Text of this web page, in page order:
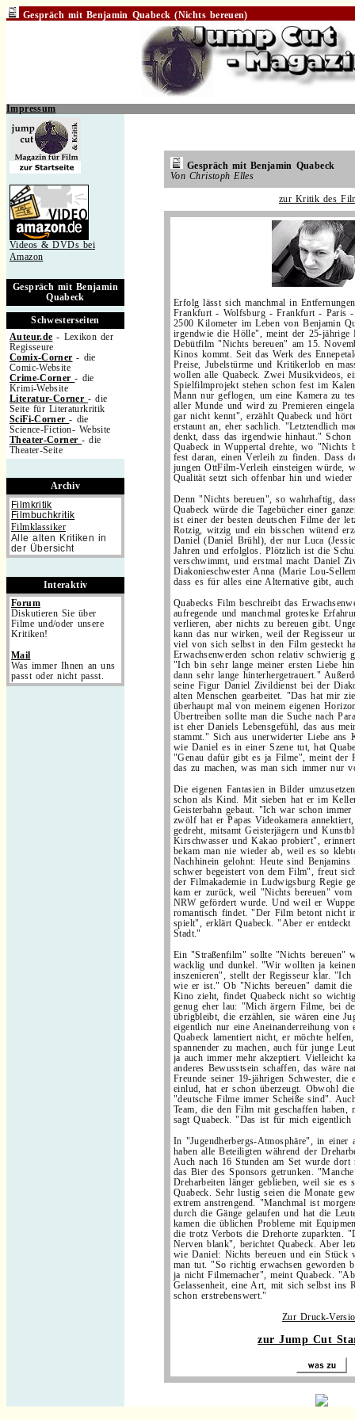
Gespräch mit Benjamin Quabeck (Nichts bereuen)
Impressum
Videos & DVDs bei
Amazon
Gespräch mit Benjamin
Quabeck
Schwesterseiten
Auteur.de - Lexikon der
Regisseure
Comix-Corner - die
Comic-Website
Crime-Corner- die
Krimi-Website
Literatur-Corner - die
Seite für Literaturkritik
SciFi-Corner- die
Science-Fiction- Website
Theater-Corner- die
Theater-Seite
.
Archiv
Filmkritik
Filmbuchkritik
Filmklassiker
Alle alten Kritiken in
der Übersicht
.
Interaktiv
Forum
Diskutieren Sie über
Filme und/oder unsere
Kritiken!
Mail
Was immer Ihnen an uns
passt oder nicht passt.
Gespräch mit Benjamin Quabeck
Von Christoph Elles
zur Kritik des
Erfolg lässt sich manchmal in
Frankfurt - Wolfsburg - Frankfurt - Paris -
2500 Kilometer im Leben von Benjamin
irgendwie die Hölle", meint der 25-jährige
Debütfilm "Nichts bereuen" am 15.
Kinos kommt. Seit das Werk des
Preise, Jubelstürme und Kritikerlob en
wollen alle Quabeck. Zwei Musikvideos,
Spielfilmprojekt stehen schon fest im
Mann nur geflogen, um eine Kamera zu
aller Munde und wird zu Premieren
gar nicht kennt", erzählt Quabeck und
erstaunt an, eher sachlich. "Letztendlich
denkt, dass das irgendwie hinhaut."
Quabeck in Wuppertal drehte, wo "Nichts
fest daran, einen Verleih zu finden. Dass
jungen OttFilm-Verleih einsteigen würde,
Qualität setzt sich offenbar hin und wieder
Denn "Nichts bereuen", so wahrhaftig,
Quabeck würde die Tagebücher einer
ist einer der besten deutschen Filme der
Rotzig, witzig und ein bisschen wütend
Daniel (Daniel Brühl), der nur Luca
Jahren und erfolglos. Plötzlich ist die
verschwimmt, und erstmal macht Daniel
Diakonieschwester Anna (Marie Lou-
dass es für alles eine Alternative gibt,
Quabecks Film beschreibt das
aufregende und manchmal groteske
verlieren, aber nichts zu bereuen gibt.
kann das nur wirken, weil der Regisseur
viel von sich selbst in den Film gesteckt
Erwachsenwerden schon relativ schwierig
"Ich bin sehr lange meiner ersten Liebe
dann sehr lange hinterhergetrauert."
seine Figur Daniel Zivildienst bei der
alten Menschen gearbeitet. "Das hat mir
überhaupt mal von meinem eigenen
Übertreiben sollte man die Suche nach
ist eher Daniels Lebensgefühl, das aus
stammt." Sich aus unerwiderter Liebe ans
wie Daniel es in einer Szene tut, hat
"Genau dafür gibt es ja Filme", meint der
das zu machen, was man sich immer nur
Die eigenen Fantasien in Bilder
schon als Kind. Mit sieben hat er im
Geisterbahn gebaut. "Ich war schon
zwölf hat er Papas Videokamera
gedreht, mitsamt Geisterjägern und
Kirschwasser und Kakao probiert",
bekam man nie wieder ab, weil es so
Nachhinein gelohnt: Heute sind
schwer begeistert von dem Film", freut
der Filmakademie in Ludwigsburg Regie
kam er zurück, weil "Nichts bereuen"
NRW gefördert wurde. Und weil er
romantisch findet. "Der Film betont nicht
spielt", erklärt Quabeck. "Aber er
Stadt."
Ein "Straßenfilm" sollte "Nichts bereuen"
wacklig und dunkel. "Wir wollten ja
inszenieren", stellt der Regisseur klar.
wie er ist." Ob "Nichts bereuen" damit die
Kino zieht, findet Quabeck nicht so
genug eher lau: "Mich ärgern Filme, bei
übrigbleibt, die erzählen, sie wären eine
eigentlich nur eine Aneinanderreihung von
Quabeck lamentiert nicht, er möchte
spannender zu machen, auch für junge
ja auch immer mehr akzeptiert. Vielleicht
anderes Bewusstsein schaffen, das wäre
Freunde seiner 19-jährigen Schwester, die
einlud, hat er schon überzeugt. Obwohl
"deutsche Filme immer Scheiße sind".
Team, die den Film mit geschaffen haben,
sagt Quabeck. "Das ist für mich eigentlich
In "Jugendherbergs-Atmosphäre", in einer
haben alle Beteiligten während der
Auch nach 16 Stunden am Set wurde
das Bier des Sponsors getrunken.
Dreharbeiten länger geblieben, weil sie es
Quabeck. Sehr lustig seien die Monate
extrem anstrengend. "Manchmal ist
durch die Gänge gelaufen und hat die
kamen die üblichen Probleme mit
die trotz Verbots die Drehorte zuparkten.
Nerven blank", berichtet Quabeck. Aber
wie Daniel: Nichts bereuen und ein Stück
man tut. "So richtig erwachsen geworden
ja nicht Filmemacher", meint Quabeck.
Gelassenheit, eine Art, mit sich selbst ins
schon erstrebenswert."
Zur Druck-
zur Jump Cut